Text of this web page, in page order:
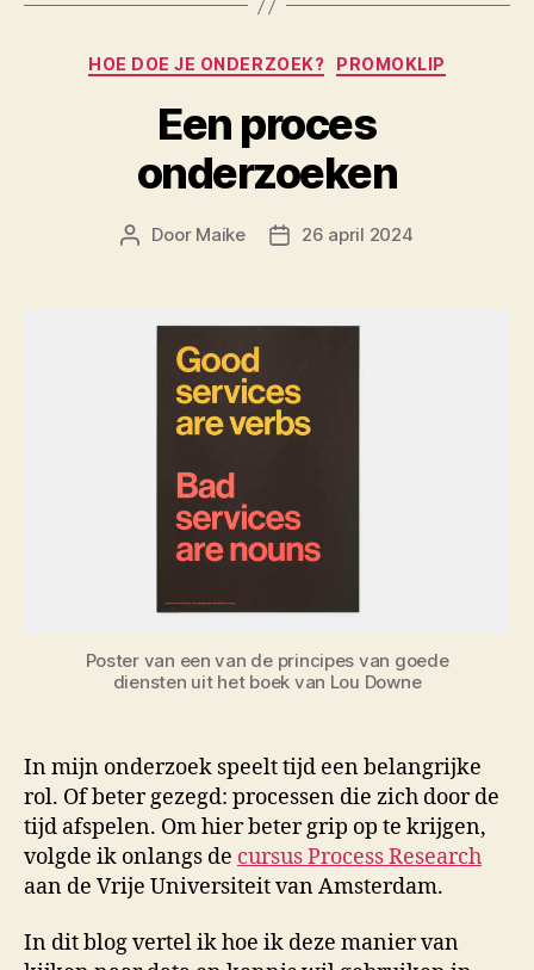
Categorieën
HOE DOE JE ONDERZOEK? PROMOKLIP
Een proces
onderzoeken
Berichtauteur
Door Maike Berichtdatum
26 april 2024
Poster van een van de principes van goede
diensten uit het boek van Lou Downe
In mijn onderzoek speelt tijd een belangrijke
rol. Of beter gezegd: processen die zich door de
tijd afspelen. Om hier beter grip op te krijgen,
volgde ik onlangs de cursus Process Research
aan de Vrije Universiteit van Amsterdam.
In dit blog vertel ik hoe ik deze manier van